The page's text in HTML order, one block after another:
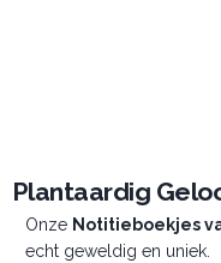
Plantaardig
Onze Notitieboekjes
echt geweldig en uniek.